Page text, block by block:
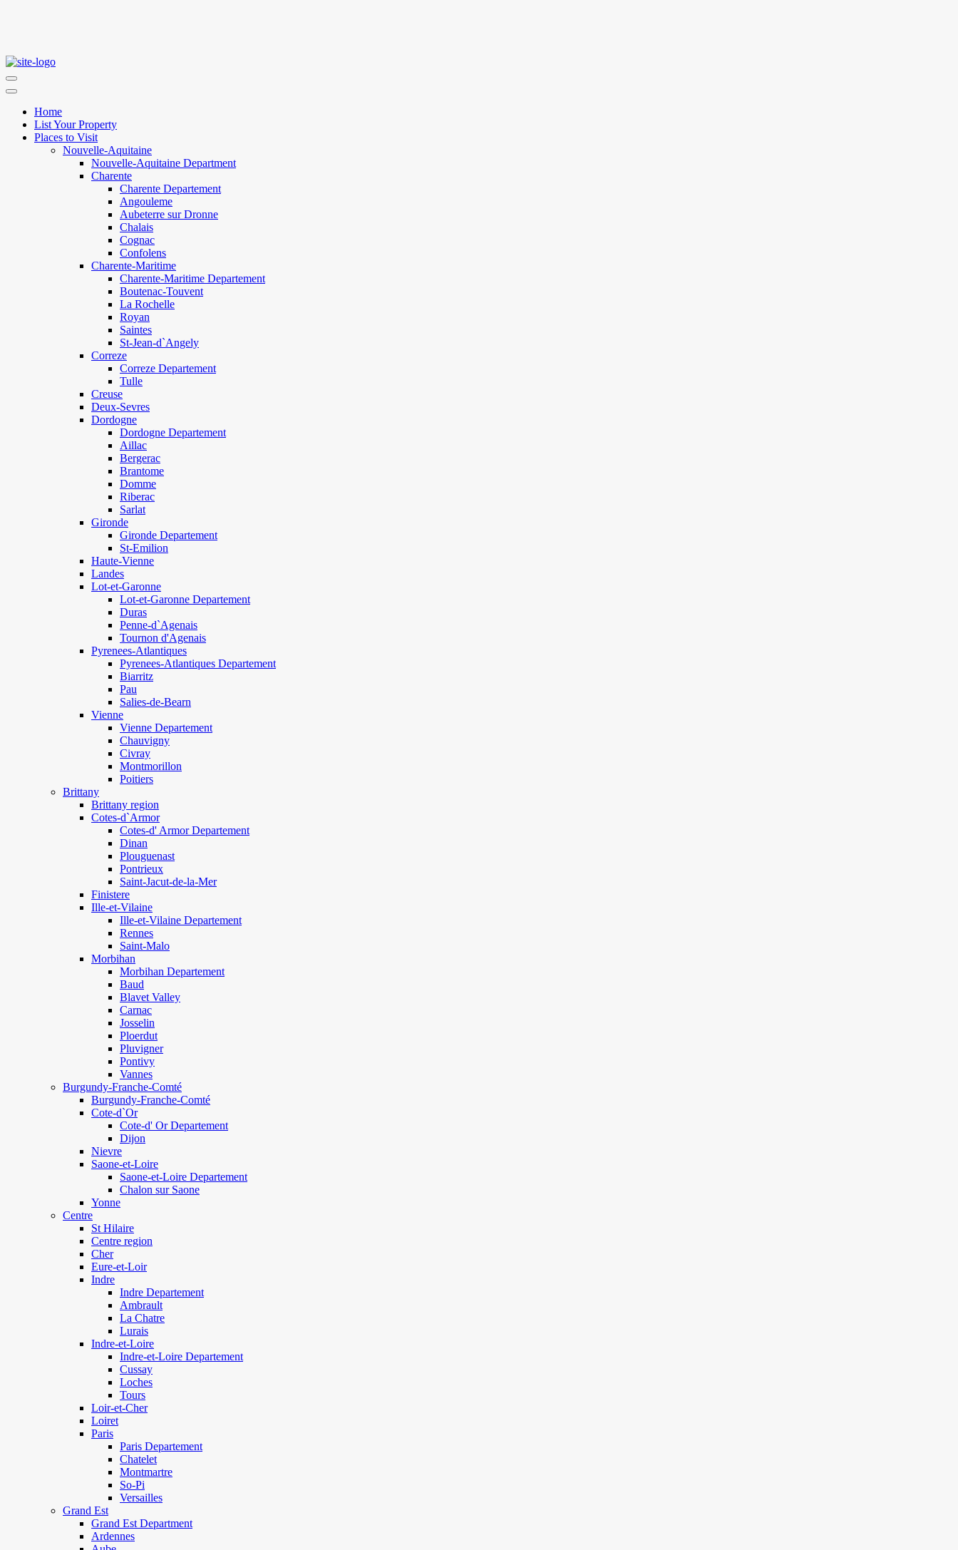
Home
List Your Property
Places to Visit
Nouvelle-Aquitaine
Nouvelle-Aquitaine Department
Charente
Charente Departement
Angouleme
Aubeterre sur Dronne
Chalais
Cognac
Confolens
Charente-Maritime
Charente-Maritime Departement
Boutenac-Touvent
La Rochelle
Royan
Saintes
St-Jean-d`Angely
Correze
Correze Departement
Tulle
Creuse
Deux-Sevres
Dordogne
Dordogne Departement
Aillac
Bergerac
Brantome
Domme
Riberac
Sarlat
Gironde
Gironde Departement
St-Emilion
Haute-Vienne
Landes
Lot-et-Garonne
Lot-et-Garonne Departement
Duras
Penne-d`Agenais
Tournon d'Agenais
Pyrenees-Atlantiques
Pyrenees-Atlantiques Departement
Biarritz
Pau
Salies-de-Bearn
Vienne
Vienne Departement
Chauvigny
Civray
Montmorillon
Poitiers
Brittany
Brittany region
Cotes-d`Armor
Cotes-d' Armor Departement
Dinan
Plouguenast
Pontrieux
Saint-Jacut-de-la-Mer
Finistere
Ille-et-Vilaine
Ille-et-Vilaine Departement
Rennes
Saint-Malo
Morbihan
Morbihan Departement
Baud
Blavet Valley
Carnac
Josselin
Ploerdut
Pluvigner
Pontivy
Vannes
Burgundy-Franche-Comté
Burgundy-Franche-Comté
Cote-d`Or
Cote-d' Or Departement
Dijon
Nievre
Saone-et-Loire
Saone-et-Loire Departement
Chalon sur Saone
Yonne
Centre
St Hilaire
Centre region
Cher
Eure-et-Loir
Indre
Indre Departement
Ambrault
La Chatre
Lurais
Indre-et-Loire
Indre-et-Loire Departement
Cussay
Loches
Tours
Loir-et-Cher
Loiret
Paris
Paris Departement
Chatelet
Montmartre
So-Pi
Versailles
Grand Est
Grand Est Department
Ardennes